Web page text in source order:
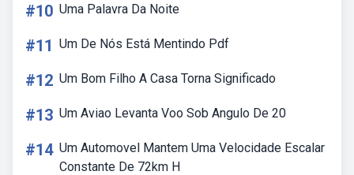
#10 Uma Palavra Da Noite
#11 Um De Nós Está Mentindo Pdf
#12 Um Bom Filho A Casa Torna Significado
#13 Um Aviao Levanta Voo Sob Angulo De 20
#14 Um Automovel Mantem Uma Velocidade Escalar
Constante De 72km H